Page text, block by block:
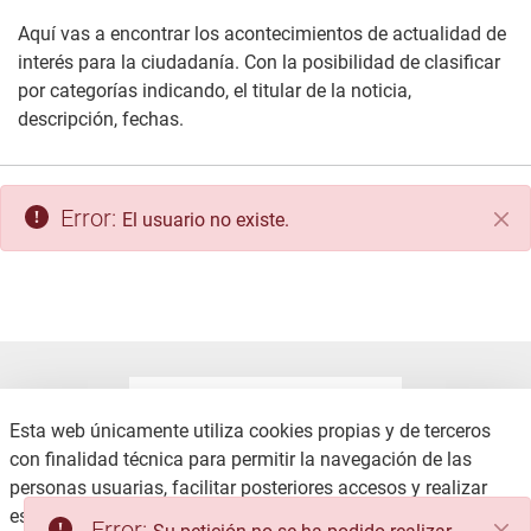
Aquí vas a encontrar los acontecimientos de actualidad de
interés para la ciudadanía. Con la posibilidad de clasificar
por categorías indicando, el titular de la noticia,
descripción, fechas.
Error: El usuario no existe.
Esta web únicamente utiliza cookies propias y de terceros
con finalidad técnica para permitir la navegación de las
personas usuarias, facilitar posteriores accesos y realizar
estadísticas de uso, no recabando ni cediendo datos